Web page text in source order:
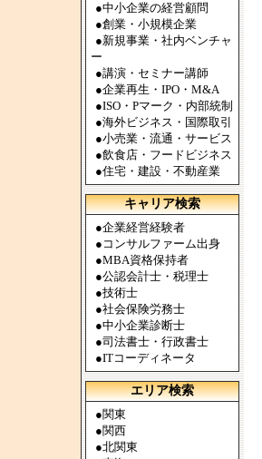
●中小企業の経営顧問
●創業・小規模企業
●新規事業・社内ベンチャ
ー
●講演・セミナー講師
●企業再生・IPO・M&A
●ISO・Pマーク・内部統制
●海外ビジネス・国際取引
●小売業・流通・サービス
●飲食店・フードビジネス
●住宅・建設・不動産業
キャリア検索
●企業経営経験者
● コンサルファーム出身
●MBA資格保持者
●公認会計士・税理士
●技術士
●社会保険労務士
●中小企業診断士
●司法書士・行政書士
●ITコーディネータ
エリア検索
●関東
●関西
●北関東